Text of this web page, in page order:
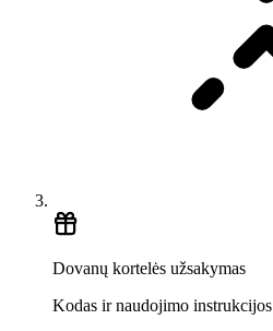
Dovanų kortelės užsakymas
Kodas ir naudojimo instrukcijos